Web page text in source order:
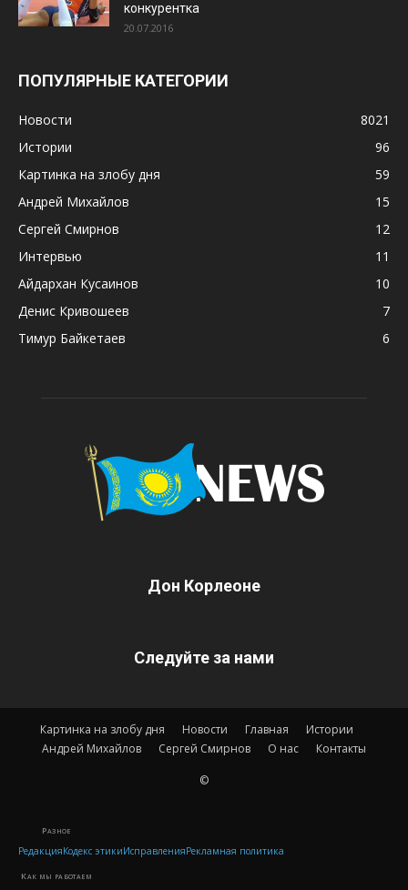
конкурентка
20.07.2016
ПОПУЛЯРНЫЕ КАТЕГОРИИ
Новости
8021
Истории
96
Картинка на злобу дня
59
Андрей Михайлов
15
Сергей Смирнов
12
Интервью
11
Айдархан Кусаинов
10
Денис Кривошеев
7
Тимур Байкетаев
6
Дон Корлеоне
Следуйте за нами
Картинка на злобу дня Новости Главная
Истории
Андрей Михайлов
Сергей Смирнов О нас Контакты
©
Разное
РедакцияКодекс этикиИсправленияРекламная политика
Как мы работаем